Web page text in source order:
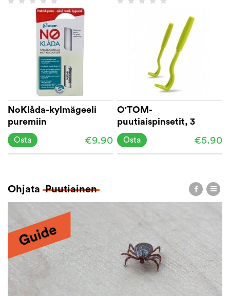
NoKlåda-kylmägeeli
puremiin
€9.90
Osta
O'TOM-
puutiaispinsetit, 3
kpl:een pakkaus
€5.90
Osta
Ohjata Puutiainen